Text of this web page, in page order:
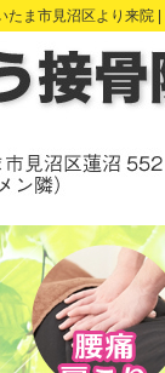
ま市見沼区より来院 |